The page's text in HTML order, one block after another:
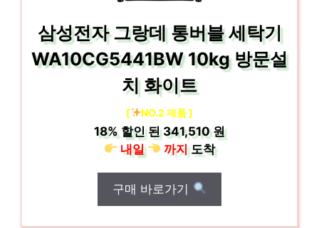
삼성전자 그랑데 통버블 세탁기
WA10CG5441BW 10kg 방문설
치 화이트
[ NO.2 제품 ]
18% 할인 된341,510 원
내일
까지도착
구매 바로가기